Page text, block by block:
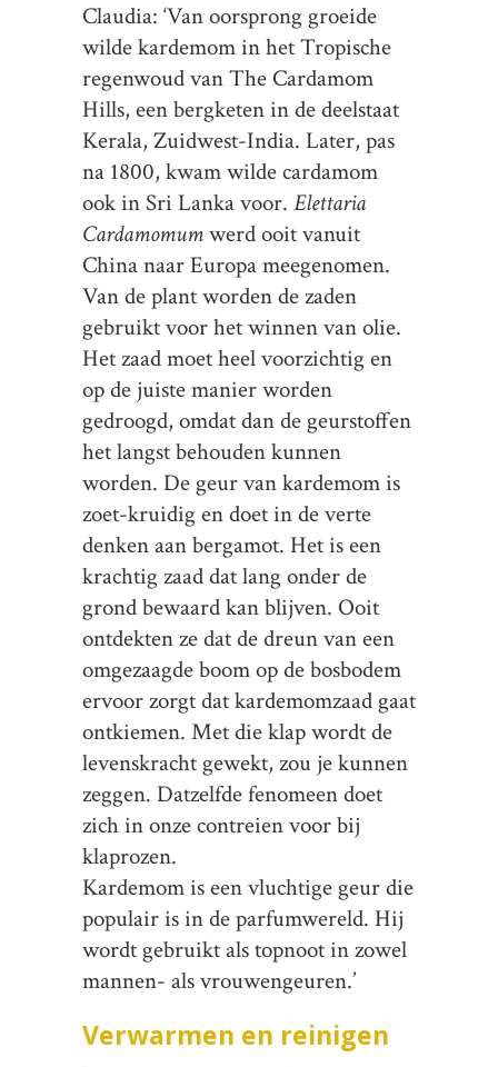
Claudia: ‘Van oorsprong groeide
wilde kardemom in het Tropische
regenwoud van The Cardamom
Hills, een bergketen in de deelstaat
Kerala, Zuidwest-India. Later, pas
na 1800, kwam wilde cardamom
ook in Sri Lanka voor. Elettaria
Cardamomumwerd ooit vanuit
China naar Europa meegenomen.
Van de plant worden de zaden
gebruikt voor het winnen van olie.
Het zaad moet heel voorzichtig en
op de juiste manier worden
gedroogd, omdat dan de geurstoffen
het langst behouden kunnen
worden. De geur van kardemom is
zoet-kruidig en doet in de verte
denken aan bergamot. Het is een
krachtig zaad dat lang onder de
grond bewaard kan blijven. Ooit
ontdekten ze dat de dreun van een
omgezaagde boom op de bosbodem
ervoor zorgt dat kardemomzaad gaat
ontkiemen. Met die klap wordt de
levenskracht gewekt, zou je kunnen
zeggen. Datzelfde fenomeen doet
zich in onze contreien voor bij
klaprozen.
Kardemom is een vluchtige geur die
populair is in de parfumwereld. Hij
wordt gebruikt als topnoot in zowel
mannen- als vrouwengeuren.’
Verwarmen en reinigen